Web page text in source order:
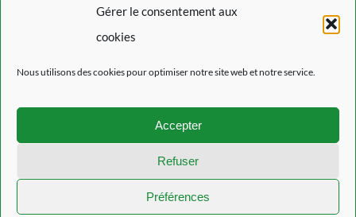
Gérer le consentement aux
cookies
Nous utilisons des cookies pour optimiser notre site web et notre service.
Accepter
Refuser
Préférences